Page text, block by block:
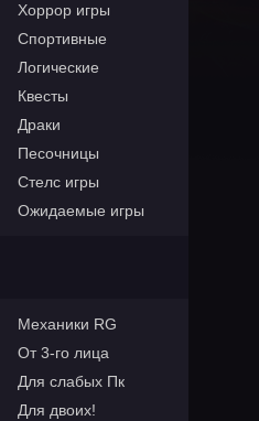
Хоррор игры
Спортивные
Логические
Квесты
Драки
Песочницы
Стелс игры
Ожидаемые игры
Механики RG
От 3-го лица
Для слабых Пк
Для двоих!